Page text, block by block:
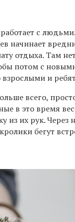
с людьми.
начинает
отдыха. Там нет
потом с
взрослыми и
всего,
в это время
из их рук. Через
бегут